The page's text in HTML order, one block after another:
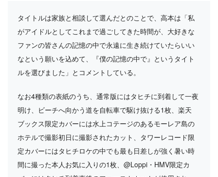
タイトルは家族と相談して選んだとのことで、高本は「私
がアイドルとしてこれまで過ごしてきた時間が、大好きな
ファンの皆さんの記憶の中で永遠に生き続けていたらいい
なという願いを込めて、『僕の記憶の中で』というタイト
ルを選びました」とコメントしている。
なお4種類の表紙のうち、通常版にはタヒチに到着して一夜
明け、ビーチへ向かう道を自転車で駆け抜ける1枚、楽天
ブックス限定カバーには水上コテージのあるモーレア島の
ホテルで撮影初日に撮影されたカット、タワーレコード限
定カバーにはタヒチロケの中でも最も日差しが強く暑い時
間に撮った本人お気に入りの1枚、@Loppi・HMV限定カ